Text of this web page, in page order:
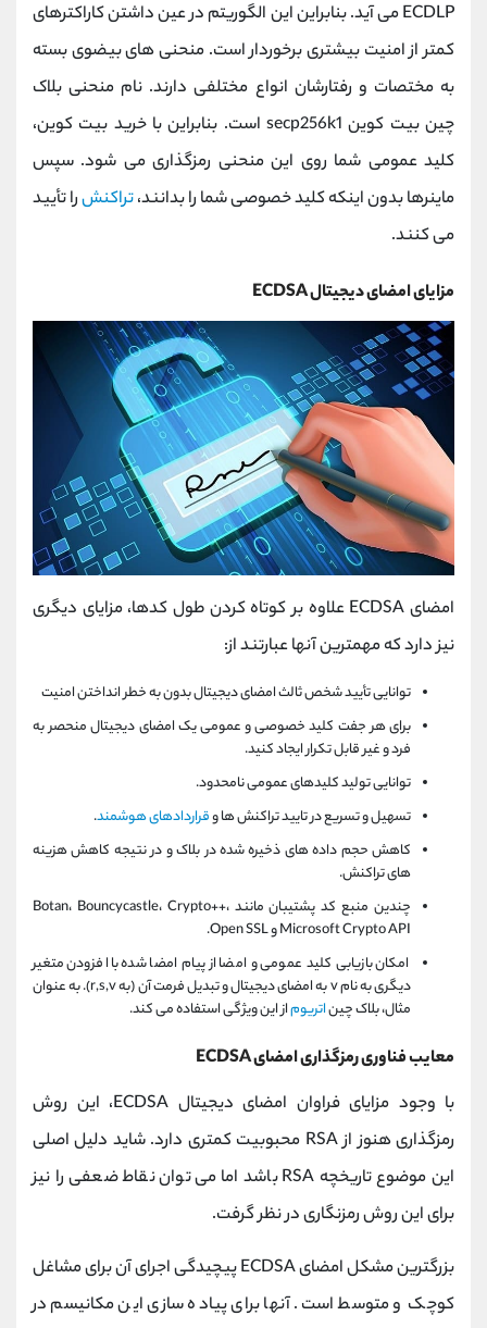
ECDLP می آید. بنابراین این الگوریتم در عین داشتن کاراکترهای
کمتر از امنیت بیشتری برخوردار است. منحنی های بیضوی بسته
به مختصات و رفتارشان انواع مختلفی دارند. نام منحنی بلاک
چین بیت کوین secp256k1 است. بنابراین با خرید بیت کوین،
کلید عمومی شما روی این منحنی رمزگذاری می شود. سپس
ماینرها بدون اینکه کلید خصوصی شما را بدانند،تراکنشرا تأیید
می کنند.
مزایای امضای دیجیتال ECDSA
امضای ECDSA علاوه بر کوتاه کردن طول کدها، مزایای دیگری
نیز دارد که مهمترین آنها عبارتند از:
توانایی تأیید شخص ثالث امضای دیجیتال بدون به خطر انداختن امنیت
برای هر جفت کلید خصوصی و عمومی یک امضای دیجیتال منحصر به
فرد و غیر قابل تکرار ایجاد کنید.
توانایی تولید کلیدهای عمومی نامحدود.
تسهیل و تسریع در تایید تراکنش ها وقراردادهای هوشمند.
کاهش حجم داده های ذخیره شده در بلاک و در نتیجه کاهش هزینه
های تراکنش.
چندین منبع کد پشتیبان مانند Botan، Bouncycastle، Crypto++،
Microsoft Crypto API و Open SSL.
امکان بازیابی کلید عمومی و امضا از پیام امضا شده با افزودن متغیر
دیگری به نام v به امضای دیجیتال و تبدیل فرمت آن (به r,s,v). به عنوان
مثال، بلاک چیناتریوماز این ویژگی استفاده می کند.
معایب فناوری رمزگذاری امضای ECDSA
با وجود مزایای فراوان امضای دیجیتال ECDSA، این روش
رمزگذاری هنوز از RSA محبوبیت کمتری دارد. شاید دلیل اصلی
این موضوع تاریخچه RSA باشد اما می توان نقاط ضعفی را نیز
برای این روش رمزنگاری در نظر گرفت.
بزرگترین مشکل امضای ECDSA پیچیدگی اجرای آن برای مشاغل
کوچک و متوسط است. آنها برای پیاده سازی این مکانیسم در